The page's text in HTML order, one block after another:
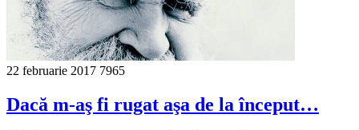
22 februarie 2017 7965
Dacă m-aş fi rugat aşa de la început…